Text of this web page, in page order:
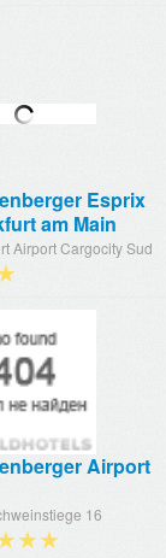
Esprix
am Main
Airport Cargocity Sud
Airport
16